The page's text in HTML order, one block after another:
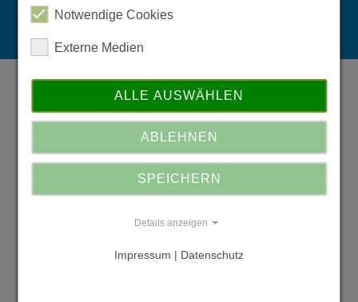
Impressum: Datenschutz:
Notwendige Cookies
Externe Medien
ALLE AUSWÄHLEN
ABLEHNEN
SPEICHERN
Details anzeigen
Impressum | Datenschutz